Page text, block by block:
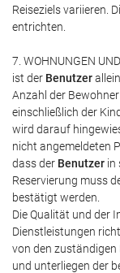
Reiseziels variieren.
entrichten.
7. WOHNUNGEN
ist der Benutzer
Anzahl der
einschließlich der
wird darauf
nicht angemeldeten
dass der Benutzer in
Reservierung muss
bestätigt werden.
Die Qualität und der
Dienstleistungen
von den zuständigen
und unterliegen der